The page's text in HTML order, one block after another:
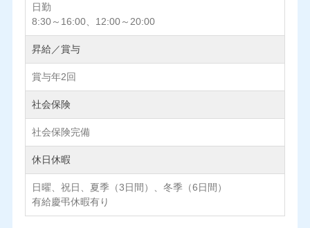
日勤
8:30～16:00、12:00～20:00
昇給／賞与
賞与年2回
社会保険
社会保険完備
休日休暇
日曜、祝日、夏季（3日間）、冬季（6日間）
有給慶弔休暇有り